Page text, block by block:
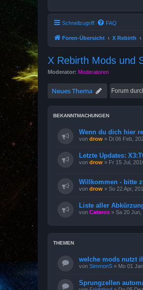
Schnellzugriff FAQ
Foren-Übersicht X Rebirth
X Rebirth Mods und
Moderator: Moderatoren
Neues Thema
BEKANNTMACHUNGEN
Wenn du dich hier
von drow » Di 06 Feb,
Letzte Updates:
von drow » Fr 15 Jul,
Willkommen - bitte
von drow » So 22 Apr,
Liste aller
von Cateros » Sa 20 Jun,
THEMEN
welche mods nutzt
von SimmonS » Mo 01
Sprungzellen